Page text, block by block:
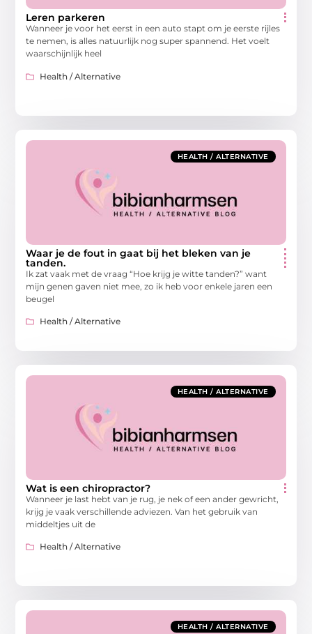
Leren parkeren
Wanneer je voor het eerst in een auto stapt om je eerste rijles
te nemen, is alles natuurlijk nog super spannend. Het voelt
waarschijnlijk heel
Health / Alternative
HEALTH / ALTERNATIVE
Waar je de fout in gaat bij het bleken van je
tanden.
Ik zat vaak met de vraag “Hoe krijg je witte tanden?” want
mijn genen gaven niet mee, zo ik heb voor enkele jaren een
beugel
Health / Alternative
HEALTH / ALTERNATIVE
Wat is een chiropractor?
Wanneer je last hebt van je rug, je nek of een ander gewricht,
krijg je vaak verschillende adviezen. Van het gebruik van
middeltjes uit de
Health / Alternative
HEALTH / ALTERNATIVE